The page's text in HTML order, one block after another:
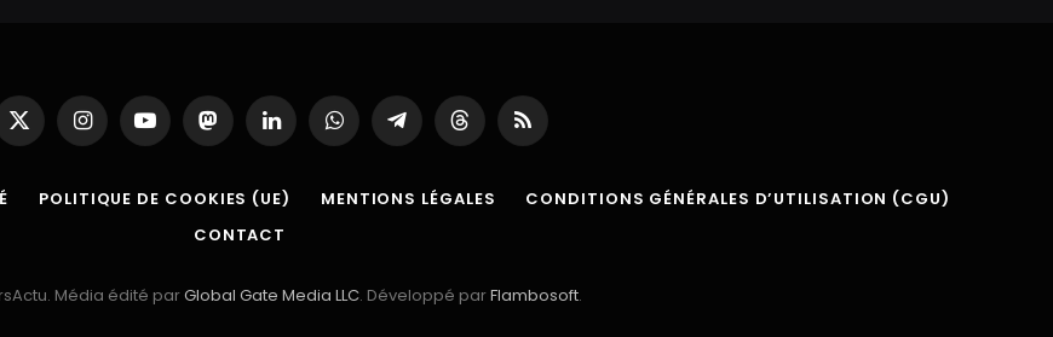
X
(Twitter)
InstagramYouTubeMastodonLinkedInWhatsAppPartager
sur
ThreadsRSS
POLITIQUE DE COOKIES (UE) MENTIONS LÉGALES
CONDITIONS GÉNÉRALES D’UTILISATION (CGU)
CONTACT
Média édité parGlobal Gate Media LLC. Développé parFlambosoft.